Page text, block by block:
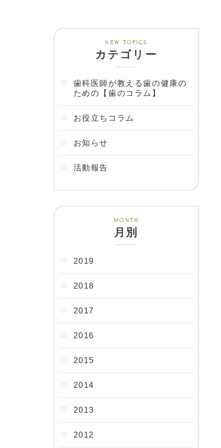
カテゴリー
歯科医師が教える歯の健康の
ための【歯のコラム】
お役立ちコラム
お知らせ
活動報告
月別
2019
2018
2017
2016
2015
2014
2013
2012